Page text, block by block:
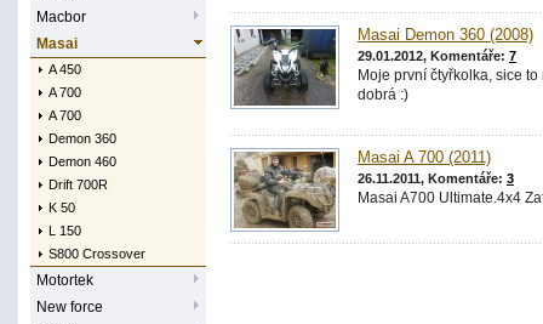
Macbor
Masai
A 450
A 700
A 700
Demon 360
Demon 460
Drift 700R
K 50
L 150
S800 Crossover
Motortek
New force
Masai Demon 360 (2008)
29.01.2012, Komentáře: 7
Moje první čtyřkolka, sice
dobrá :)
Masai A 700 (2011)
26.11.2011, Komentáře: 3
Masai A700 Ultimate.4x4